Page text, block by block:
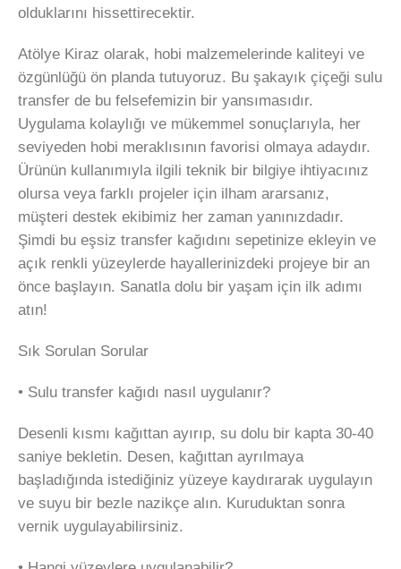
olduklarını hissettirecektir.
Atölye Kiraz olarak, hobi malzemelerinde kaliteyi ve
özgünlüğü ön planda tutuyoruz. Bu şakayık çiçeği sulu
transfer de bu felsefemizin bir yansımasıdır.
Uygulama kolaylığı ve mükemmel sonuçlarıyla, her
seviyeden hobi meraklısının favorisi olmaya adaydır.
Ürünün kullanımıyla ilgili teknik bir bilgiye ihtiyacınız
olursa veya farklı projeler için ilham ararsanız,
müşteri destek ekibimiz her zaman yanınızdadır.
Şimdi bu eşsiz transfer kağıdını sepetinize ekleyin ve
açık renkli yüzeylerde hayallerinizdeki projeye bir an
önce başlayın. Sanatla dolu bir yaşam için ilk adımı
atın!
Sık Sorulan Sorular
• Sulu transfer kağıdı nasıl uygulanır?
Desenli kısmı kağıttan ayırıp, su dolu bir kapta 30-40
saniye bekletin. Desen, kağıttan ayrılmaya
başladığında istediğiniz yüzeye kaydırarak uygulayın
ve suyu bir bezle nazikçe alın. Kuruduktan sonra
vernik uygulayabilirsiniz.